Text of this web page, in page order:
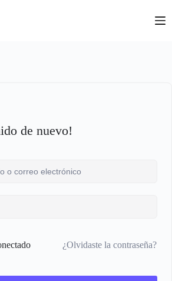
de nuevo!
¿Olvidaste la contraseña?